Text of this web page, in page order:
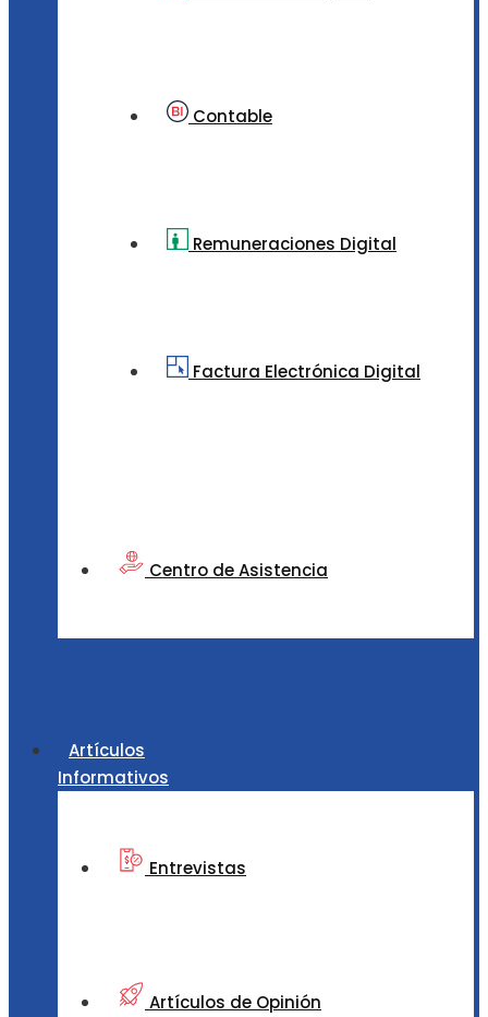
Contable
Remuneraciones Digital
Factura Electrónica Digital
Centro de Asistencia
Artículos
Informativos
Entrevistas
Artículos de Opinión